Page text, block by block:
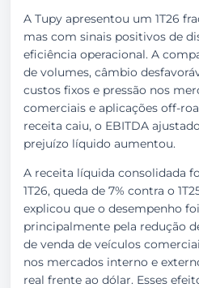
A Tupy apresentou um 1T26
mas com sinais positivos de
eficiência operacional. A
de volumes, câmbio
custos fixos e pressão nos
comerciais e aplicações off-
receita caiu, o EBITDA
prejuízo líquido aumentou.
A receita líquida consolidada
1T26, queda de 7% contra o
explicou que o desempenho
principalmente pela redução
de venda de veículos
nos mercados interno e
real frente ao dólar. Esses